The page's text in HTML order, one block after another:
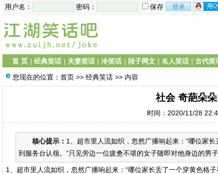
用户名： 密码： 保存
首 页 | 经典笑话 | 夫妻笑话 | 冷笑话 | 段子网文 | 名人笑话 | 古代笑
您现在的位置： 首页 >> 经典笑话 >> 内容
社会 奇葩朵
时间：2020/11/28
核心提示： 1、超市里人流如织，忽然广播响起来：“哪位家
到服务台认领。”只见旁边一位疲惫不堪的女子随即对他身边的男
1、超市里人流如织，忽然广播响起来：“哪位家长丢了一个穿黄色格